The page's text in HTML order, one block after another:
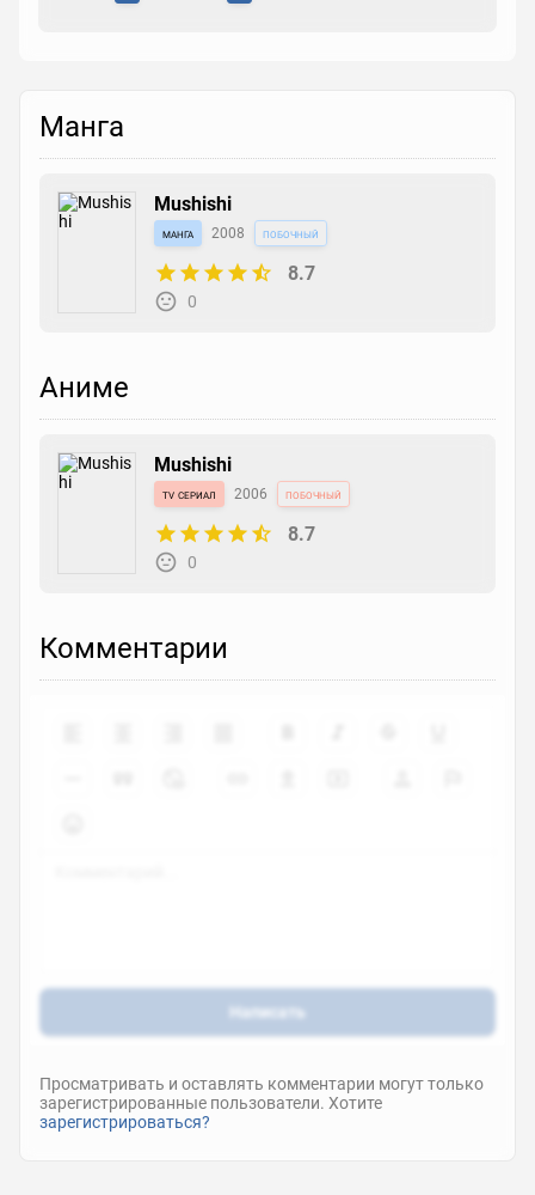
Манга
Mushishi
манга 2008 побочный
8.7
0
Аниме
Mushishi
tv сериал 2006 побочный
8.7
0
Комментарии
Написать
Просматривать и оставлять комментарии могут только
зарегистрированные пользователи. Хотите
зарегистрироваться?